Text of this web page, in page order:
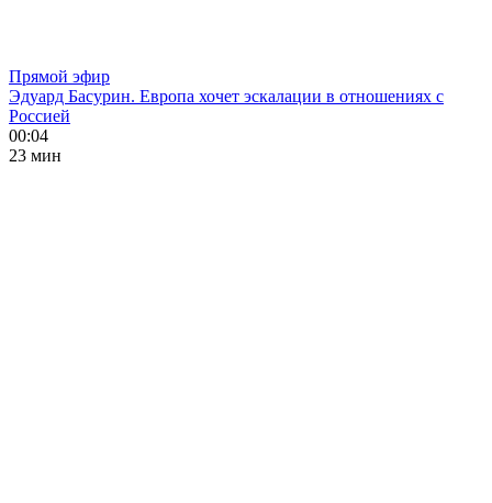
Прямой эфир
Эдуард Басурин. Европа хочет эскалации в отношениях с
Россией
00:04
23 мин